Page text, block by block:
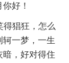
好！
猖狂，怎么
一梦，一生
暗，好对得住